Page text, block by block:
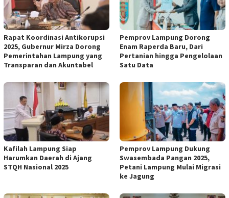
Rapat Koordinasi Antikorupsi
2025, Gubernur Mirza Dorong
Pemerintahan Lampung yang
Transparan dan Akuntabel
Pemprov Lampung Dorong
Enam Raperda Baru, Dari
Pertanian hingga Pengelolaan
Satu Data
Kafilah Lampung Siap
Harumkan Daerah di Ajang
STQH Nasional 2025
Pemprov Lampung Dukung
Swasembada Pangan 2025,
Petani Lampung Mulai Migrasi
ke Jagung